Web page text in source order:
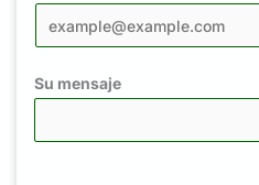
Su mensaje